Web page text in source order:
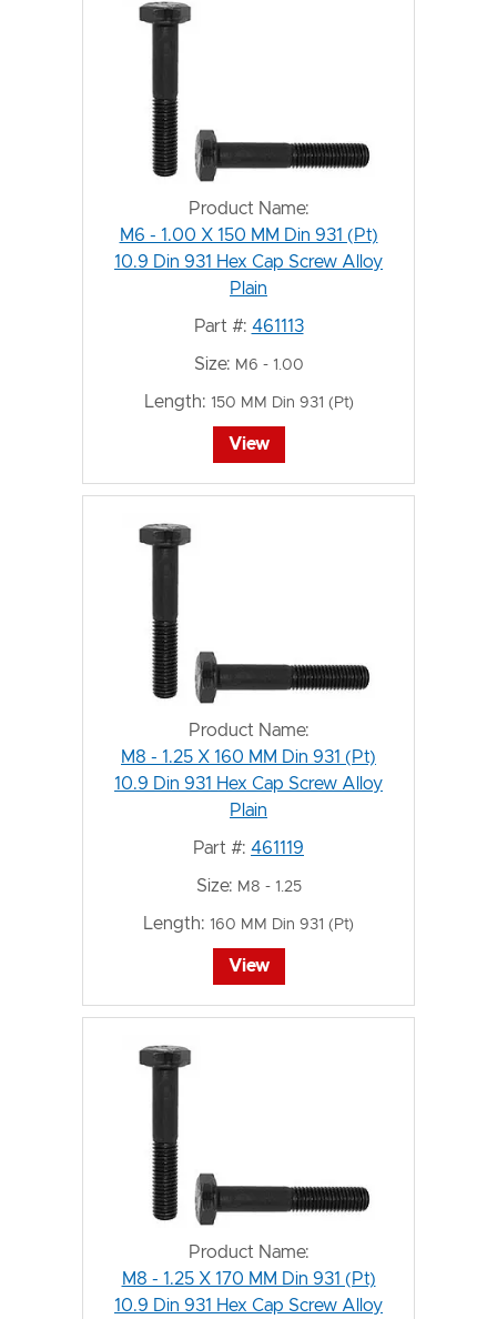
Product Name:
M6 - 1.00 X 150 MM Din 931 (Pt)
10.9 Din 931 Hex Cap Screw Alloy
Plain
Part #: 461113
Size: M6 - 1.00
Length: 150 MM Din 931 (Pt)
View
Product Name:
M8 - 1.25 X 160 MM Din 931 (Pt)
10.9 Din 931 Hex Cap Screw Alloy
Plain
Part #: 461119
Size: M8 - 1.25
Length: 160 MM Din 931 (Pt)
View
Product Name:
M8 - 1.25 X 170 MM Din 931 (Pt)
10.9 Din 931 Hex Cap Screw Alloy